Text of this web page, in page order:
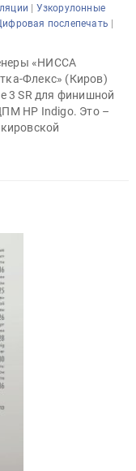
| Узкорулонные
послепечать |
«НИССА
Флекс» (Киров)
3 SR для финишной
HP Indigo. Это –